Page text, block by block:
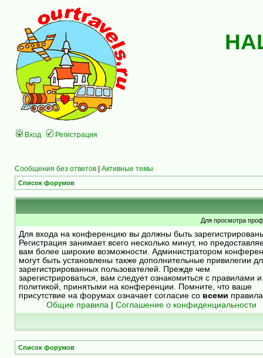
Вход Регистрация
Сообщения без ответов | Активные темы
Список форумов
Для просмотра
Для входа на конференцию вы должны быть
Регистрация занимает всего несколько минут, но
вам более широкие возможности. Администратором
могут быть установлены также дополнительные привилегии
зарегистрированных пользователей. Прежде чем
зарегистрироваться, вам следует ознакомиться с правилами и
политикой, принятыми на конференции. Помните, что ваше
присутствие на форумах означает согласие со всеми
Общие правила
Соглашение о конфиденциальности
Список форумов